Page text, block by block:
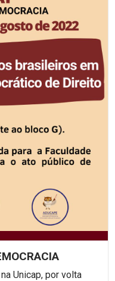
Unicap, por volta